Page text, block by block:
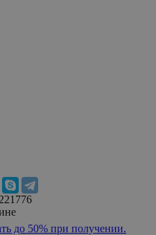
до 50% при получении.